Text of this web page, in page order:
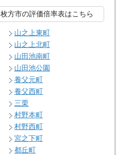
枚方市の評価倍率表はこちら
山之上東町
山之上北町
山田池南町
山田池公園
養父元町
養父西町
三栗
村野本町
村野西町
宮之下町
都丘町